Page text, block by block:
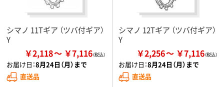
シマノ 11Tギア （ツバ付ギア）
Y
￥2,118 ￥7,116
お届け日：8月24日（月）まで
直送品
シマノ 12Tギア （ツバ付ギア）
Y
￥2,256 ￥7,116
お届け日：8月24日（月）まで
直送品